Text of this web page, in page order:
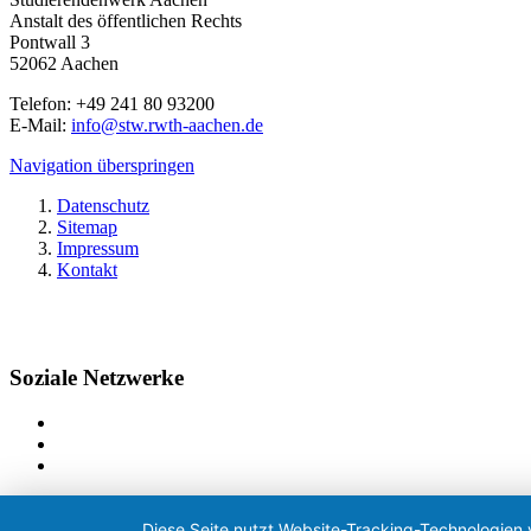
Anstalt des öffentlichen Rechts
Pontwall 3
52062 Aachen
Telefon: +49 241 80 93200
E-Mail: info@stw.rwth-aachen.de
Navigation überspringen
Datenschutz
Sitemap
Impressum
Kontakt
Soziale Netzwerke